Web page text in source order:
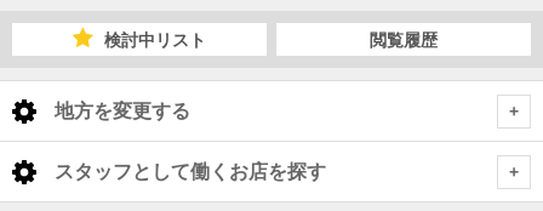
北海道
検討中リスト 閲覧履歴
地方を変更する
< 全国トップ
スタッフとして働くお店を探す